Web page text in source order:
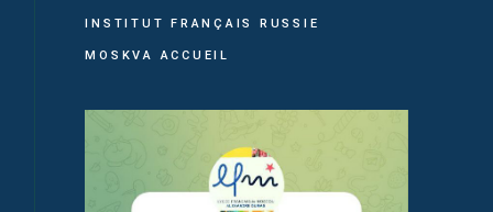
INSTITUT FRANÇAIS RUSSIE
MOSKVA ACCUEIL